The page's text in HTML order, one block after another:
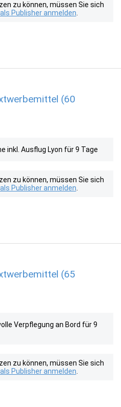
zu können, müssen Sie sich
als Publisher anmelden
(60
inkl. Ausflug Lyon für 9 Tage
zu können, müssen Sie sich
als Publisher anmelden
(65
Verpflegung an Bord für 9
zu können, müssen Sie sich
als Publisher anmelden